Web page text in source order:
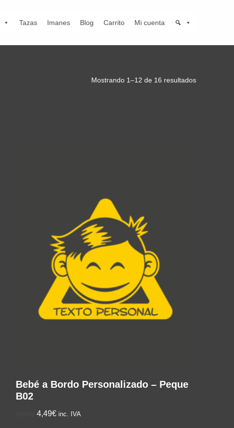
Tazas Imanes Blog Carrito Mi cuenta
Mostrando 1–12 de 16 resultados
Bebé a Bordo Personalizado – Peque
B02
DESDE:4,49€ inc. IVA